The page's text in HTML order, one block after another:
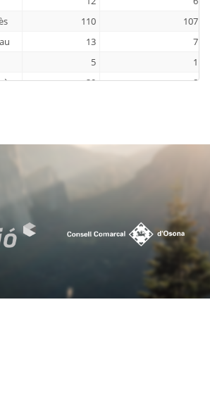
110
107
13
7
5
1
20
8
26
16
46
91
5